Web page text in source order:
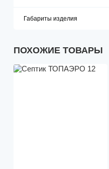
Габариты изделия
ПОХОЖИЕ ТОВАРЫ